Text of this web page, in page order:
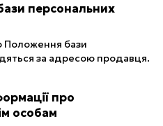
персональних
Положення бази
за адресою продавця.
про
особам